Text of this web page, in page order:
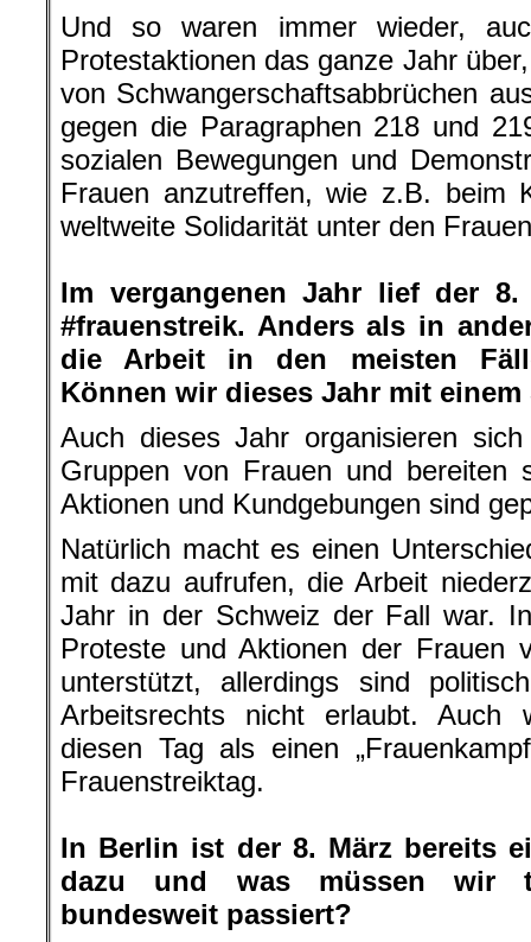
Und so waren immer wieder,
Protestaktionen das ganze Jahr
von Schwangerschaftsabbrüchen
gegen die Paragraphen 218 und
sozialen Bewegungen und
Frauen anzutreffen, wie z.B. beim
weltweite Solidarität unter den
Im vergangenen Jahr lief der
#frauenstreik. Anders als in
die Arbeit in den meisten
Können wir dieses Jahr mit
Auch dieses Jahr organisieren
Gruppen von Frauen und
Aktionen und Kundgebungen sind
Natürlich macht es einen
mit dazu aufrufen, die Arbeit
Jahr in der Schweiz der Fall war.
Proteste und Aktionen der Frauen
unterstützt, allerdings sind
Arbeitsrechts nicht erlaubt. Auch
diesen Tag als einen
Frauenstreiktag.
In Berlin ist der 8. März bereits
dazu und was müssen wir
bundesweit passiert?